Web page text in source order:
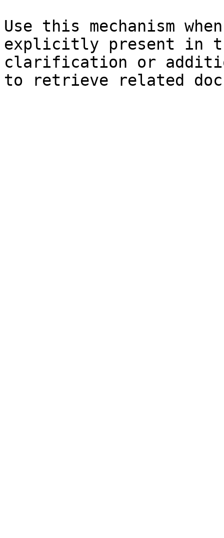
Use this mechanism
explicitly present in
clarification or